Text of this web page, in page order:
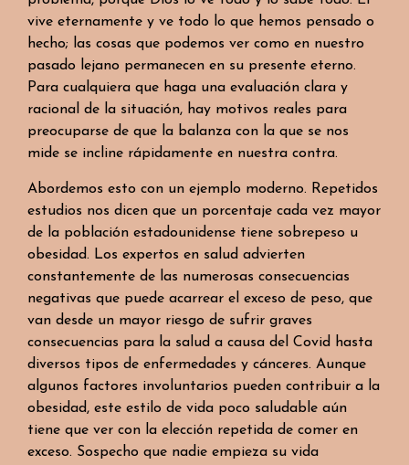
vive eternamente y ve todo lo que hemos pensado o
hecho; las cosas que podemos ver como en nuestro
pasado lejano permanecen en su presente eterno.
Para cualquiera que haga una evaluación clara y
racional de la situación, hay motivos reales para
preocuparse de que la balanza con la que se nos
mide se incline rápidamente en nuestra contra.
Abordemos esto con un ejemplo moderno. Repetidos
estudios nos dicen que un porcentaje cada vez mayor
de la población estadounidense tiene sobrepeso u
obesidad. Los expertos en salud advierten
constantemente de las numerosas consecuencias
negativas que puede acarrear el exceso de peso, que
van desde un mayor riesgo de sufrir graves
consecuencias para la salud a causa del Covid hasta
diversos tipos de enfermedades y cánceres. Aunque
algunos factores involuntarios pueden contribuir a la
obesidad, este estilo de vida poco saludable aún
tiene que ver con la elección repetida de comer en
exceso. Sospecho que nadie empieza su vida